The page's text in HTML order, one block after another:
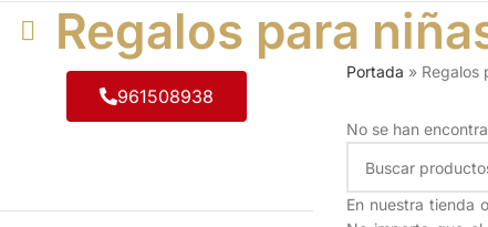
Regalos para
961508938
Portada » Regalos
No se han
En nuestra tienda